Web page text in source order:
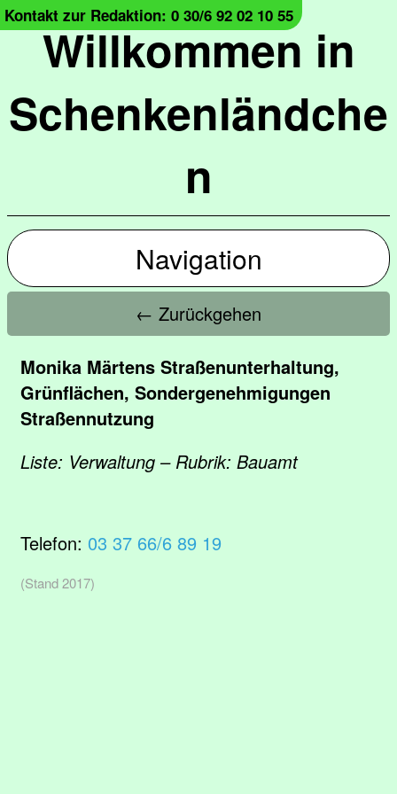
Willkommen in
Schenkenländche
n
Kontakt zur Redaktion: 0 30/6 92 02 10 55
Navigation
← Zurückgehen
Monika Märtens Straßenunterhaltung,
Grünflächen, Sondergenehmigungen
Straßennutzung
Liste: Verwaltung – Rubrik: Bauamt
Telefon: 03 37 66/6 89 19
(Stand 2017)